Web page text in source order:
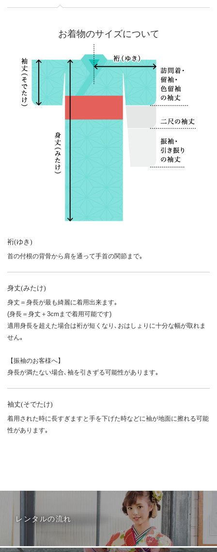
お着物のサイズについて
裄(ゆき)
首の付根の背骨から肩を通って手首の関節まで｡
身丈(みたけ)
身丈＝身長が最も綺麗に着用出来ます｡
(身長＝身丈＋3cmまで着用可能です)
適用身長を超えた場合は裄が短くなり､おはしょりに十分な幅が取れま
せん｡
【振袖のお客様へ】
身長が満たない場合､袖を引きずる可能性があります｡
袖丈(そでたけ)
着用された時に長すぎますと手を下げた時などに袖が地面に擦れる可能
性があります｡
レンタルの流れ